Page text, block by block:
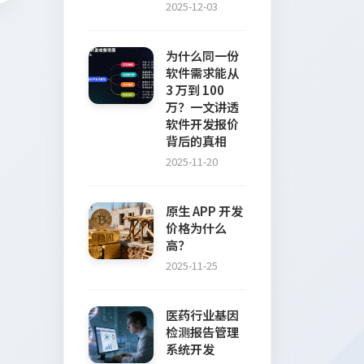
2025-12-03
为什么同一份
软件需求能从
3 万到 100
万？一文讲透
软件开发报价
背后的真相
2025-11-20
原生 APP 开发
价格为什么
高？
2025-11-25
医药行业基因
检测报告管理
系统开发